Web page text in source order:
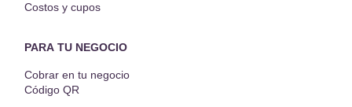
Costos y cupos
PARA TU NEGOCIO
Cobrar en tu negocio
Código QR